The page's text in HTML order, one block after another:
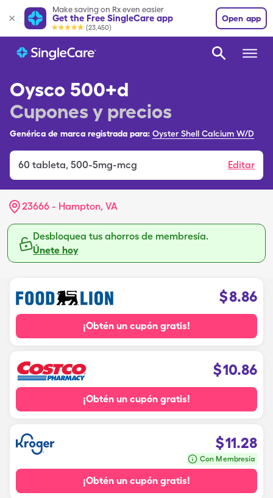
Make saving on Rx even easier
Get the Free SingleCare app
(23,450)
Open app
Oysco 500+d
Cupones y precios
Genérica de marca registrada para: Oyster Shell Calcium W/D
60 tableta, 500-5mg-mcg Editar
23666 - Hampton, VA
Desbloquea tus ahorros de membresía.
Únete hoy
$8.86
¡Obtén un cupón gratis!
$10.86
¡Obtén un cupón gratis!
$11.28
Con Membresía
¡Obtén un cupón gratis!